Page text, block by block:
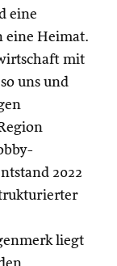
eine
eine Heimat.
mit
uns und
2022
liegt